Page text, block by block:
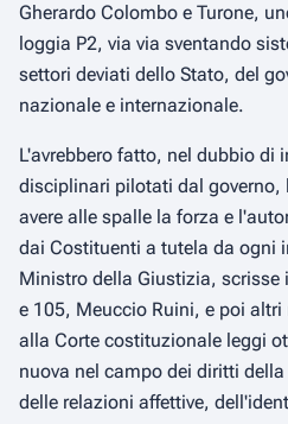
Gherardo Colombo e Turone,
loggia P2, via via sventando
settori deviati dello Stato, del
nazionale e internazionale.
L'avrebbero fatto, nel dubbio di
disciplinari pilotati dal governo,
avere alle spalle la forza e
dai Costituenti a tutela da ogni
Ministro della Giustizia,
e 105, Meuccio Ruini, e poi
alla Corte costituzionale leggi
nuova nel campo dei diritti
delle relazioni affettive,